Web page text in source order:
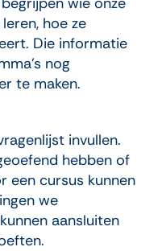
hoe ze
Die informatie
nog
te maken.
invullen.
hebben of
een cursus kunnen
we
aansluiten